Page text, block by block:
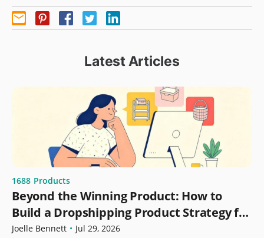
Latest Articles
1688 Products
Beyond the Winning Product: How to
Build a Dropshipping Product Strategy for
Growth
Joelle Bennett • Jul 29, 2026